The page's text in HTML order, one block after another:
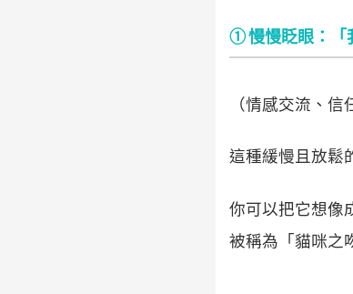
① 慢慢眨眼：「
（情感交流、信
這種緩慢且放鬆
你可以把它想像
被稱為「貓咪之